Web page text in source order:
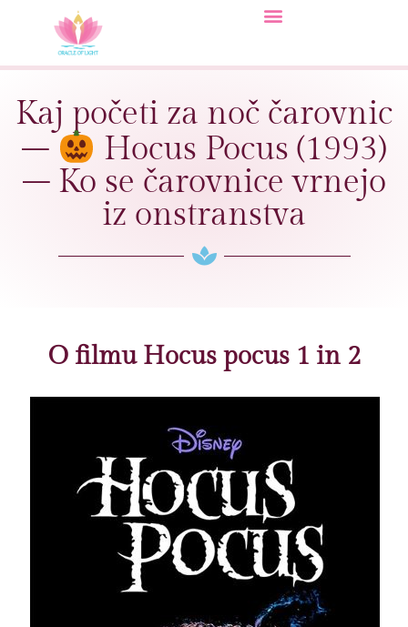
Kaj početi za noč čarovnic
–
Hocus Pocus (1993)
– Ko se čarovnice vrnejo
iz onstranstva
O filmu Hocus pocus 1 in 2